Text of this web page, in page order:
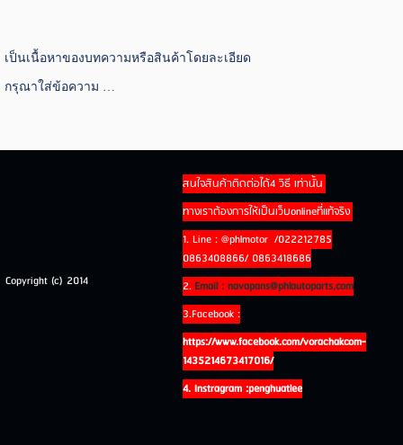
เป็นเนื้อหาของบทความหรือสินค้าโดยละเอียด
กรุณาใส่ข้อความ …
Copyright (c) 2014
สนใจสินค้าติดต่อได้4 วิธี เท่านั้น
ทางเราต้องการให้เป็นเว็บonlineที่แท้จริง
1. Line : @phlmotor /022212785
0863408866/ 0863418686
2.Email : navapans@phlautoparts,com
3.Facebook :
https://www.facebook.com/vorachakcom-
1435214673417016/
4. Instragram :penghuatlee